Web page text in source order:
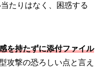
たりはなく、困惑する
を持たずに添付ファイル
攻撃の恐ろしい点と言え